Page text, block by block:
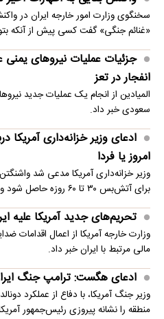
سخنگوی وزارت امور خارجه ایران در
«غنائم جنگی» گفت کسی پیش از آنکه
جزئیات عملیات نیروهای
انفجار در تعز
المیادین از انجام یک عملیات جدید
سعودی خبر داد.
ادعای وزیر خزانه‌داری آمریکا
امروز یا فردا
وزیر خزانه‌داری آمریکا مدعی شد
برای آتش‌بس ۳۰ تا ۶۰ روزه حاصل شود و با…
تحریم‌های جدید آمریکا علیه
وزارت خارجه آمریکا از اعمال اقدامات
مالی مرتبط با ایران خبر داد.
ادعای هگست: ترامپ جنگ
وزیر جنگ آمریکا، با دفاع از عملکرد
منطقه را نشانه پیروزی رئیس‌جمهور